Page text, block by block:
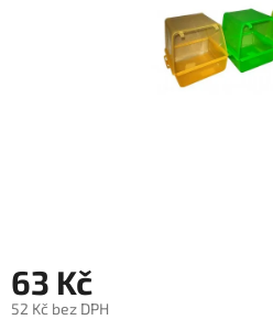
63 Kč
52 Kč bez DPH